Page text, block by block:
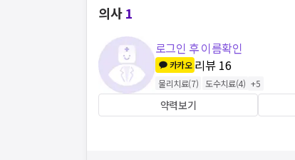
의사1
로그인 후 이름확인
카카오 리뷰 16
물리치료(7) 도수치료(4) +5
약력보기